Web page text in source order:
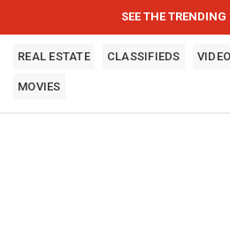
SEE THE TRENDING
REAL ESTATE CLASSIFIEDS
MOVIES